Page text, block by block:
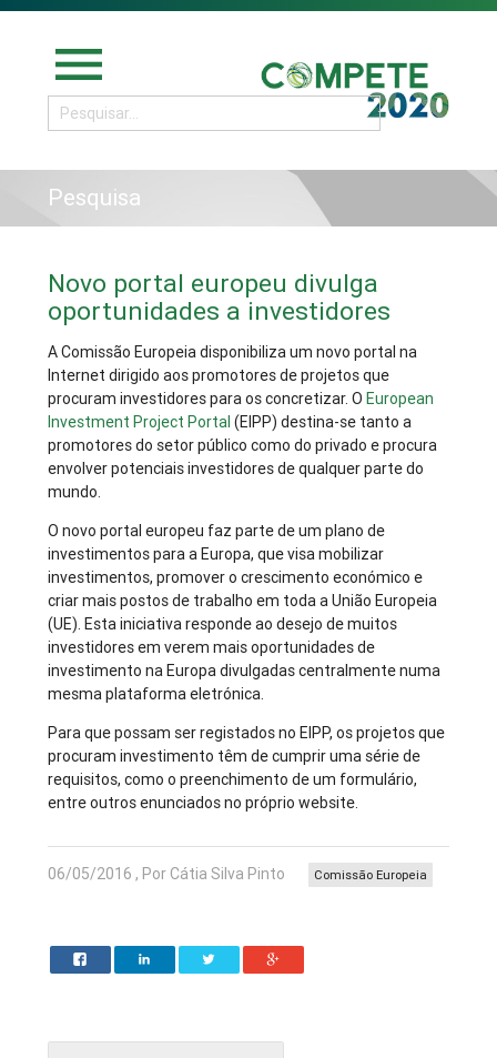
menu
Pesquisa
Novo portal europeu divulga
oportunidades a investidores
A Comissão Europeia disponibiliza um novo portal na
Internet dirigido aos promotores de projetos que
procuram investidores para os concretizar. O European
Investment Project Portal (EIPP) destina-se tanto a
promotores do setor público como do privado e procura
envolver potenciais investidores de qualquer parte do
mundo.
O novo portal europeu faz parte de um plano de
investimentos para a Europa, que visa mobilizar
investimentos, promover o crescimento económico e
criar mais postos de trabalho em toda a União Europeia
(UE). Esta iniciativa responde ao desejo de muitos
investidores em verem mais oportunidades de
investimento na Europa divulgadas centralmente numa
mesma plataforma eletrónica.
Para que possam ser registados no EIPP, os projetos que
procuram investimento têm de cumprir uma série de
requisitos, como o preenchimento de um formulário,
entre outros enunciados no próprio website.
06/05/2016 , Por Cátia Silva Pinto Comissão Europeia